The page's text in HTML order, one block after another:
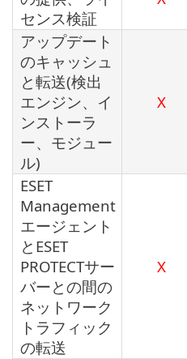
センス検証
アップデート
のキャッシュ
と転送(検出
エンジン、イ
ンストーラ
ー、モジュー
ル)
X
ESET
Management
エージェント
とESET
PROTECTサー
バーとの間の
ネットワーク
トラフィック
の転送
X